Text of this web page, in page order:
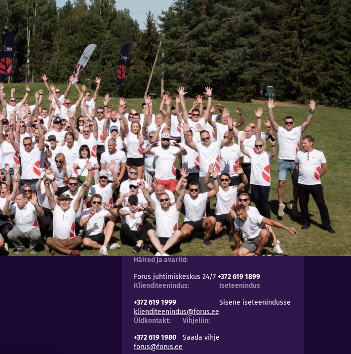
Häired ja avariid:
Forus juhtimiskeskus 24/7 +372 619 1899
Klienditeenindus:
+372 619 1999
klienditeenindus@forus.ee
Iseteenindus
Sisene iseteenindusse
Üldkontakt:
+372 619 1980
forus@forus.ee
Vihjeliin:
Saada vihje